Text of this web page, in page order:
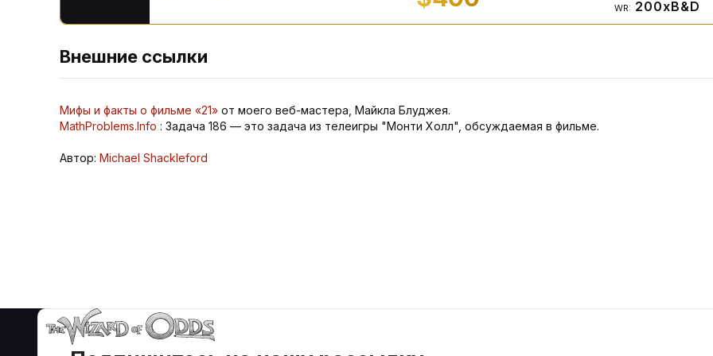
WR: 200xB&D
Внешние ссылки
Мифы и факты о фильме «21»от моего веб-мастера, Майкла Блуджея.
MathProblems.Info : Задача 186 — это задача из телеигры "Монти Холл", обсуждаемая в фильме.
Автор: Michael Shackleford